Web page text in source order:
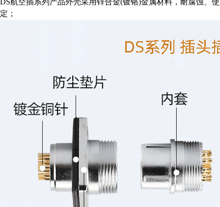
DS航空插系列产品外壳采用锌合金(镀铬)金属材料，耐腐蚀
定；